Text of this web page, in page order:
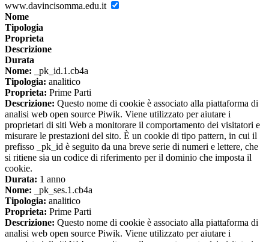
www.davincisomma.edu.it
Nome
Tipologia
Proprieta
Descrizione
Durata
Nome: _pk_id.1.cb4a
Tipologia: analitico
Proprieta: Prime Parti
Descrizione: Questo nome di cookie è associato alla piattaforma di
analisi web open source Piwik. Viene utilizzato per aiutare i
proprietari di siti Web a monitorare il comportamento dei visitatori e
misurare le prestazioni del sito. È un cookie di tipo pattern, in cui il
prefisso _pk_id è seguito da una breve serie di numeri e lettere, che
si ritiene sia un codice di riferimento per il dominio che imposta il
cookie.
Durata: 1 anno
Nome: _pk_ses.1.cb4a
Tipologia: analitico
Proprieta: Prime Parti
Descrizione: Questo nome di cookie è associato alla piattaforma di
analisi web open source Piwik. Viene utilizzato per aiutare i